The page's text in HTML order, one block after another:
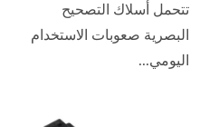
تتحمل أسلاك التصحيح
البصرية صعوبات الاستخدام
اليومي...